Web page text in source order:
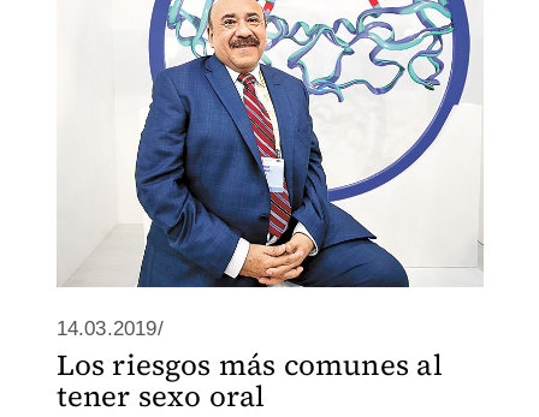
14.03.2019/
Los riesgos más comunes al
tener sexo oral